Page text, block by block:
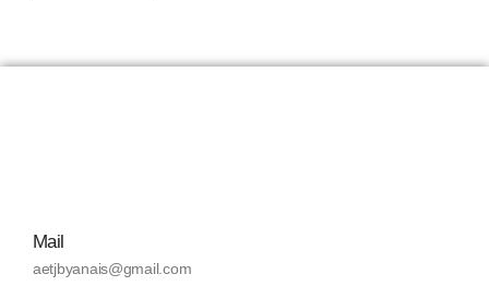
Mail
aetjbyanais@gmail.com